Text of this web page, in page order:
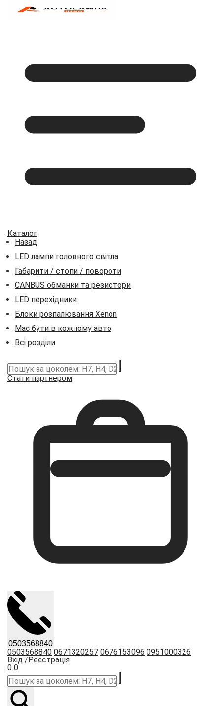
Каталог
Назад
LED лампи головного світла
Габарити / стопи / повороти
CANBUS обманки та резистори
LED перехідники
Блоки розпалювання Xenon
Має бути в кожному авто
Всі розділи
Стати партнером
0503568840
0503568840 0671320257 0676153096 0951000326
Вхід /Реєстрація
0 0